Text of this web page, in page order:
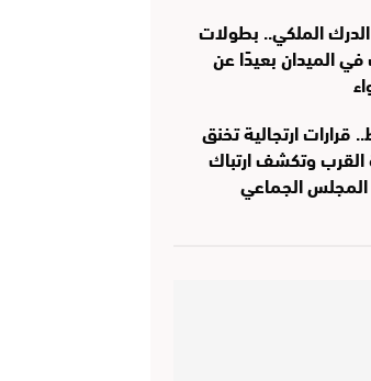
الملكي.. بطولات
الميدان بعيدًا عن
قرارات ارتجالية تخنق
القرب وتكشف ارتباك
المجلس الجماعي